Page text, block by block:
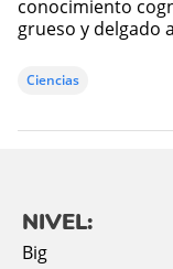
conocimiento
grueso y delgado
Ciencias
NIVEL:
Big